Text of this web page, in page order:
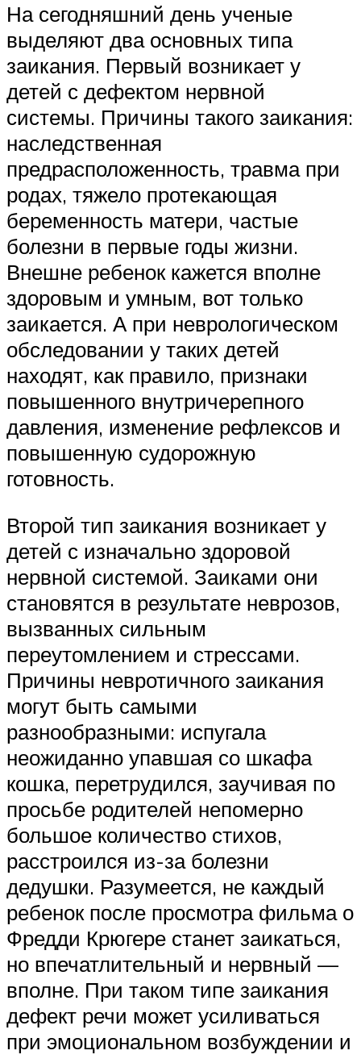
На сегодняшний день ученые
выделяют два основных типа
заикания. Первый возникает у
детей с дефектом нервной
системы. Причины такого заикания:
наследственная
предрасположенность, травма при
родах, тяжело протекающая
беременность матери, частые
болезни в первые годы жизни.
Внешне ребенок кажется вполне
здоровым и умным, вот только
заикается. А при неврологическом
обследовании у таких детей
находят, как правило, признаки
повышенного внутричерепного
давления, изменение рефлексов и
повышенную судорожную
готовность.
Второй тип заикания возникает у
детей с изначально здоровой
нервной системой. Заиками они
становятся в результате неврозов,
вызванных сильным
переутомлением и стрессами.
Причины невротичного заикания
могут быть самыми
разнообразными: испугала
неожиданно упавшая со шкафа
кошка, перетрудился, заучивая по
просьбе родителей непомерно
большое количество стихов,
расстроился из-за болезни
дедушки. Разумеется, не каждый
ребенок после просмотра фильма о
Фредди Крюгере станет заикаться,
но впечатлительный и нервный —
вполне. При таком типе заикания
дефект речи может усиливаться
при эмоциональном возбуждении и